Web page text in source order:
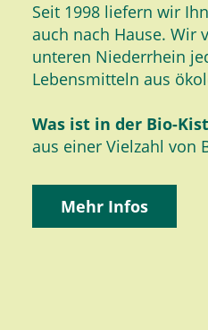
Seit 1998 liefern wir
auch nach Hause. Wir
unteren Niederrhein
Lebensmitteln aus
Was ist in der Bio-
aus einer Vielzahl von
Mehr Infos